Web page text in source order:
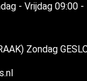
- Vrijdag 09:00 -
Zondag